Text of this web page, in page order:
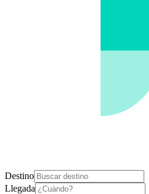
Destino
Llegada